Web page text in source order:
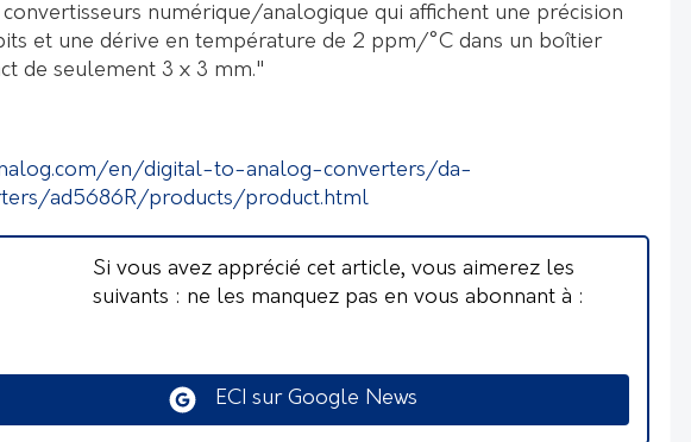
numérique/analogique qui affichent une précision
et une dérive en température de 2 ppm/°C dans un boîtier
de seulement 3 x 3 mm."
en/digital-to-analog-converters/da-
ad5686R/products/product.html
Si vous avez apprécié cet article, vous aimerez les
suivants : ne les manquez pas en vous abonnant à :
ECI sur Google News